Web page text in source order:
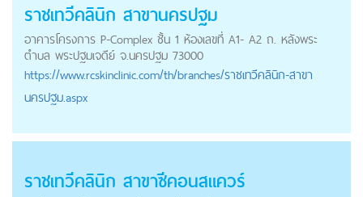
ราชเทวีคลินิก สาขานครปฐม
อาคารโครงการ P-Complex ชั้น 1 ห้องเลขที่ A1- A2 ถ. หลังพระ
ตำบล พระปฐมเจดีย์ จ.นครปฐม 73000
https://www.rcskinclinic.com/th/branches/ราชเทวีคลินิก-สาขา
นครปฐม.aspx
ราชเทวีคลินิก สาขาซีคอนสแควร์